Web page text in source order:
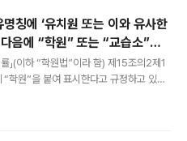
칭에 ‘유치원 또는 이와 유사한
음에 “학원” 또는 “교습소”를
는 교습소의 명칭으로 사용할
」(이하 “학원법”이라 함) 제15조의2제1
학원”을 붙여 표시한다고 규정하고 있고,
법」 제28조의2에서는 같은 법에 따른 유